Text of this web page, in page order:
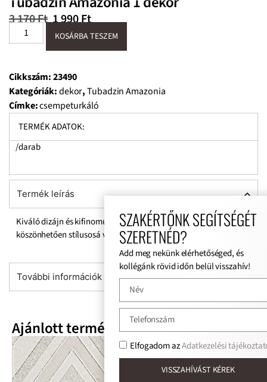
3 170Ft 1 990Ft
KOSÁRBA TESZEM
Cikkszám:23490
Kategóriák:dekor,Tubadzin Amazonia
Címke:csempeturkáló
TERMÉK ADATOK:
/darab
Termék leírás
Kiváló dizájn és kifinomult forma. Az Amazonia családnak
köszönhetően stílusosá varázsolhatja fürdőszobáját.
További információk
Ajánlott termékek
SZAKÉRTŐNK SEGÍTSÉGÉT
SZERETNÉD?
Add meg nekünk elérhetőséged, és
kollégánk rövid időn belül visszahív!
Elfogadom azAdatkezelési
VISSZAHÍVÁST KÉREK